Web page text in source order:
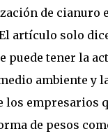
de cianuro
artículo solo
puede tener la
ambiente y
los empresarios
de pesos